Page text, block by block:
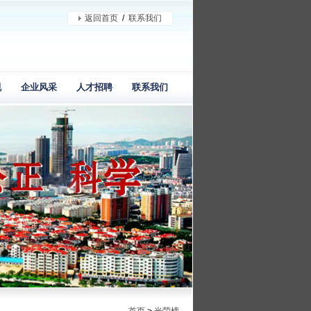
返回首页/ 联系我们
企业风采 人才招聘 联系我们